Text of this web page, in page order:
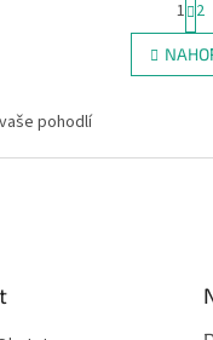
O
v
l
c
t
r
á
n
á
1 2
pohodlí